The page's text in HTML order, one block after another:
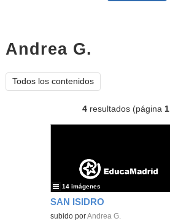
Andrea G.
Todos los contenidos
4 resultados (página1
SAN ISIDRO
subido porAndrea G.
14 imágenes